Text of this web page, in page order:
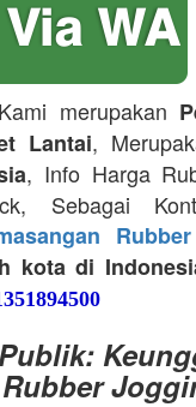
merupakan
Lantai,
, Info Harga
Sebagai
kota di